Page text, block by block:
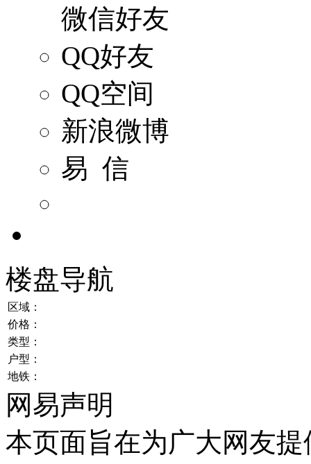
微信好友
QQ好友
QQ空间
新浪微博
易 信
楼盘导航
区域：
价格：
类型：
户型：
地铁：
网易声明
本页面旨在为广大网友